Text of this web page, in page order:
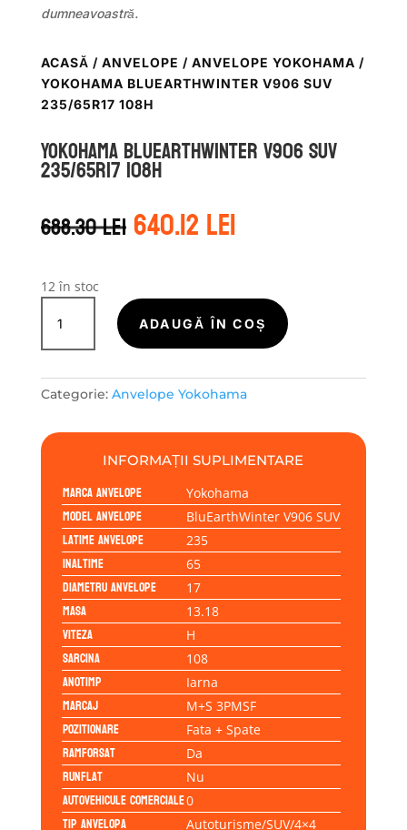
dumneavoastră.
ACASĂ / ANVELOPE / ANVELOPE YOKOHAMA /
YOKOHAMA BLUEARTHWINTER V906 SUV
235/65R17 108H
Yokohama BLUEARTHWINTER V906 SUV
235/65R17 108H
688.30leiPrețul
inițial
688.30 lei.
640.12leiPrețul
curent
12 în stoc
Cantitate
Yokohama
BLUEARTHWINTER
SUV
108H
ADAUGĂ ÎN COȘ
Categorie: Anvelope Yokohama
INFORMAȚII SUPLIMENTARE
Marca anvelope Yokohama
Model anvelope BluEarthWinter V906 SUV
Latime anvelope 235
Inaltime 65
Diametru anvelope 17
Masa 13.18
Viteza H
Sarcina 108
Anotimp Iarna
Marcaj M+S 3PMSF
Pozitionare Fata + Spate
Ramforsat Da
Runflat Nu
Autovehicule comerciale0
Tip anvelopa Autoturisme/SUV/4×4